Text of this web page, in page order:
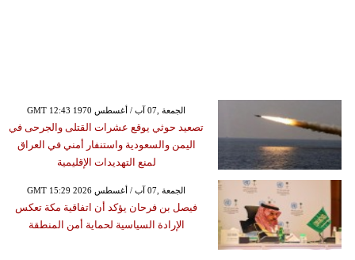
GMT 12:43 1970 الجمعة ,07 آب / أغسطس
تصعيد حوثي يوقع عشرات القتلى والجرحى في
اليمن والسعودية واستنفار أمني في العراق
لمنع التهديدات الإقليمية
GMT 15:29 2026 الجمعة ,07 آب / أغسطس
فيصل بن فرحان يؤكد أن اتفاقية مكة تعكس
الإرادة السياسية لحماية أمن المنطقة